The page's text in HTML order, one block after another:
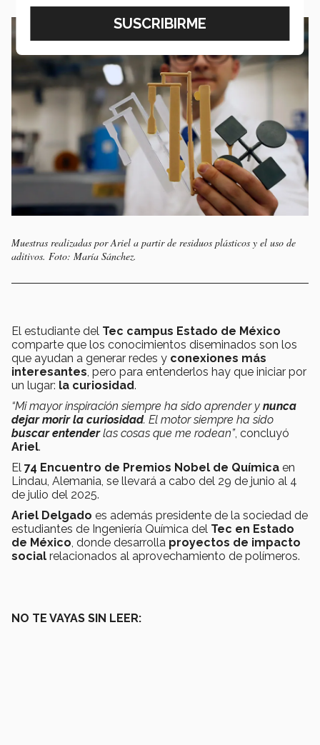
Muestras realizadas por Ariel a partir de residuos plásticos y el uso de
aditivos. Foto: María Sánchez.
El estudiante del Tec campus Estado de México
comparte que los conocimientos diseminados son los
que ayudan a generar redes y conexiones más
interesantes , pero para entenderlos hay que iniciar por
un lugar: la curiosidad.
“Mi mayor inspiración siempre ha sido aprender y nunca
dejar morir la curiosidad. El motor siempre ha sido
buscar entenderlas cosas que me rodean”, concluyó
Ariel.
El 74 Encuentro de Premios Nobel de Química en
Lindau, Alemania, se llevará a cabo del 29 de junio al 4
de julio del 2025.
Ariel Delgado es además presidente de la sociedad de
estudiantes de Ingeniería Química del Tec en Estado
de México , donde desarrolla proyectos de impacto
social relacionados al aprovechamiento de polímeros.
NO TE VAYAS SIN LEER: